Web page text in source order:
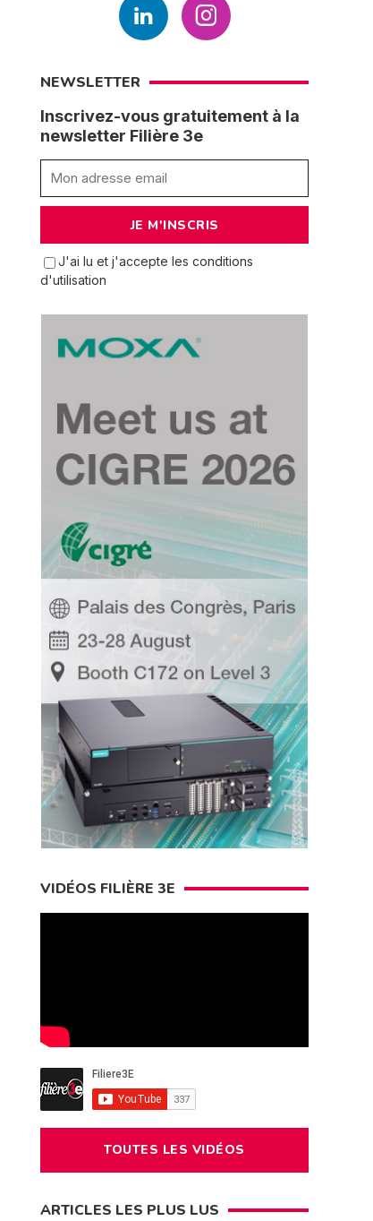
NEWSLETTER
Inscrivez-vous gratuitement à la
newsletter Filière 3e
J'ai lu et j'accepte les conditions
d'utilisation
VIDÉOS FILIÈRE 3E
TOUTES LES VIDÉOS
ARTICLES LES PLUS LUS